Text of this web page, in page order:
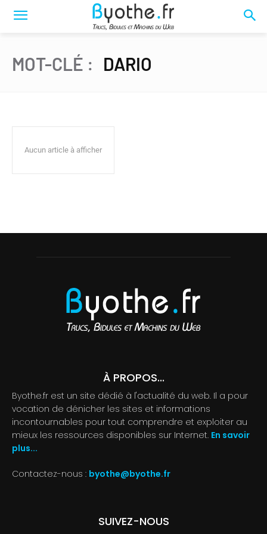
MOT-CLÉ : DARIO
Aucun article à afficher
À PROPOS...
Byothe.fr est un site dédié à l'actualité du web. Il a pour
vocation de dénicher les sites et informations
incontournables pour tout comprendre et exploiter au
mieux les ressources disponibles sur Internet. En savoir
plus...
Contactez-nous : byothe@byothe.fr
SUIVEZ-NOUS